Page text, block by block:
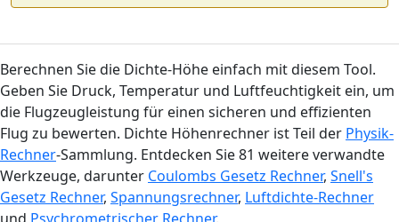
Berechnen Sie die Dichte-Höhe einfach mit diesem Tool.
Geben Sie Druck, Temperatur und Luftfeuchtigkeit ein, um
die Flugzeugleistung für einen sicheren und effizienten
Flug zu bewerten. Dichte Höhenrechner ist Teil der Physik-
Rechner-Sammlung. Entdecken Sie 81 weitere verwandte
Werkzeuge, darunter Coulombs Gesetz Rechner, Snell's
Gesetz Rechner, Spannungsrechner, Luftdichte-Rechner